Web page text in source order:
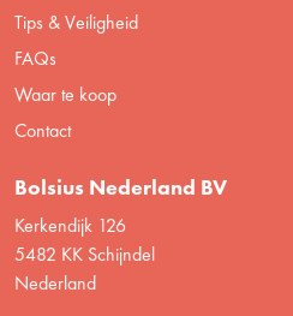
Tips & Veiligheid
FAQs
Waar te koop
Contact
Bolsius Nederland BV
Kerkendijk 126
5482 KK Schijndel
Nederland